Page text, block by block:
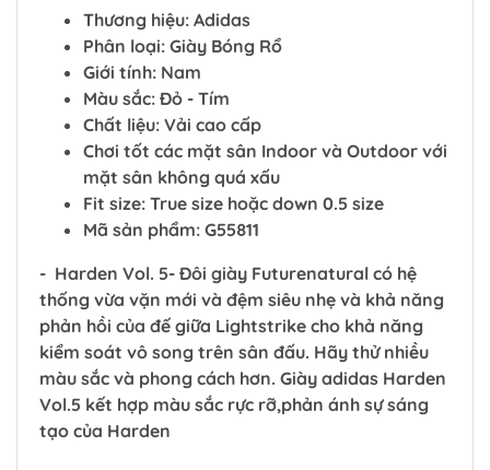
Thương hiệu: Adidas
Phân loại: Giày Bóng Rổ
Giới tính: Nam
Màu sắc: Đỏ - Tím
Chất liệu: Vải cao cấp
Chơi tốt các mặt sân Indoor và Outdoor với
mặt sân không quá xấu
Fit size: True size hoặc down 0.5 size
Mã sản phẩm: G55811
- Harden Vol. 5- Đôi giày Futurenatural có hệ
thống vừa vặn mới và đệm siêu nhẹ và khả năng
phản hồi của đế giữa Lightstrike cho khả năng
kiểm soát vô song trên sân đấu. Hãy thử nhiều
màu sắc và phong cách hơn. Giày adidas Harden
Vol.5 kết hợp màu sắc rực rỡ,phản ánh sự sáng
tạo của Harden